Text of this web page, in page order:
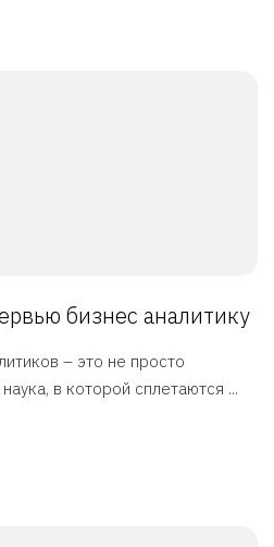
бизнес аналитику
– это не просто
в которой сплетаются ...